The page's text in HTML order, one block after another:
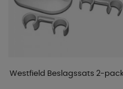
Westfield Beslagssats 2-pack